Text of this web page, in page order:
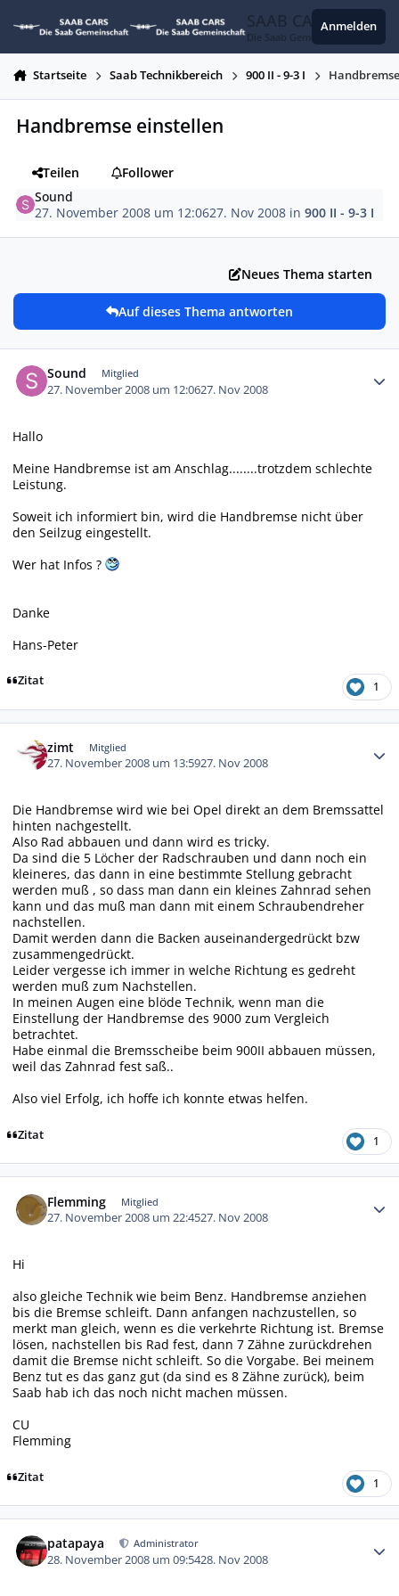
SAAB CARS
Die Saab Gemeinschaft
Anmelden
Startseite Saab Technikbereich 900 II - 9-3 I
Handbremse einstellen
Teilen
Follower
Sound
27. November 2008 um 12:0627. Nov 2008 in900 II - 9-3 I
Neues Thema starten
Auf dieses Thema antworten
Sound Mitglied
27. November 2008 um 12:0627. Nov 2008
Hallo
Meine Handbremse ist am Anschlag........trotzdem schlechte
Leistung.
Soweit ich informiert bin, wird die Handbremse nicht über
den Seilzug eingestellt.
Wer hat Infos ?
Danke
Hans-Peter
Zitat 1
zimt Mitglied
27. November 2008 um 13:5927. Nov 2008
Die Handbremse wird wie bei Opel direkt an dem Bremssattel
hinten nachgestellt.
Also Rad abbauen und dann wird es tricky.
Da sind die 5 Löcher der Radschrauben und dann noch ein
kleineres, das dann in eine bestimmte Stellung gebracht
werden muß , so dass man dann ein kleines Zahnrad sehen
kann und das muß man dann mit einem Schraubendreher
nachstellen.
Damit werden dann die Backen auseinandergedrückt bzw
zusammengedrückt.
Leider vergesse ich immer in welche Richtung es gedreht
werden muß zum Nachstellen.
In meinen Augen eine blöde Technik, wenn man die
Einstellung der Handbremse des 9000 zum Vergleich
betrachtet.
Habe einmal die Bremsscheibe beim 900II abbauen müssen,
weil das Zahnrad fest saß..
Also viel Erfolg, ich hoffe ich konnte etwas helfen.
Zitat 1
Flemming Mitglied
27. November 2008 um 22:4527. Nov 2008
Hi
also gleiche Technik wie beim Benz. Handbremse anziehen
bis die Bremse schleift. Dann anfangen nachzustellen, so
merkt man gleich, wenn es die verkehrte Richtung ist. Bremse
lösen, nachstellen bis Rad fest, dann 7 Zähne zurückdrehen
damit die Bremse nicht schleift. So die Vorgabe. Bei meinem
Benz tut es das ganz gut (da sind es 8 Zähne zurück), beim
Saab hab ich das noch nicht machen müssen.
CU
Flemming
Zitat 1
patapaya Administrator
28. November 2008 um 09:5428. Nov 2008